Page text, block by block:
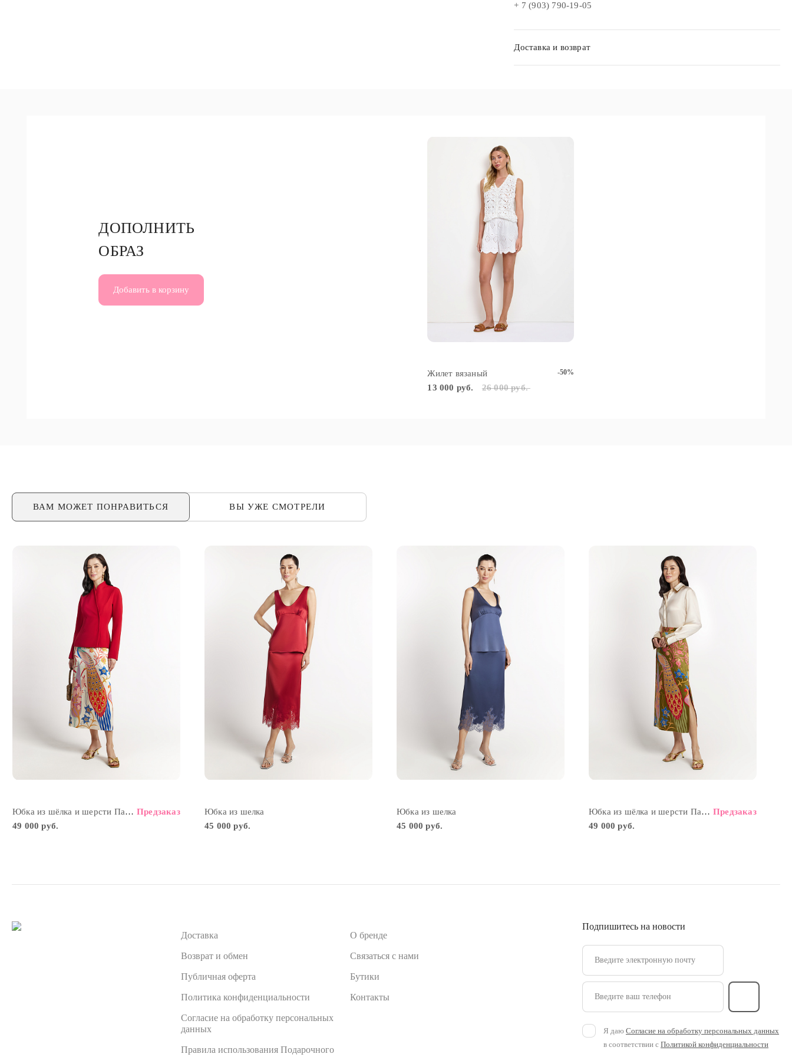
+ 7 (903) 790-19-05
Доставка и возврат
ДОПОЛНИТЬ
ОБРАЗ
Добавить в корзину
Жилет вязаный -50%
13 000 руб. 26 000 руб.
ВАМ МОЖЕТ ПОНРАВИТЬСЯ ВЫ УЖЕ СМОТРЕЛИ
Юбка из шёлка и шерсти Павлины Предзаказ
49 000 руб.
Юбка из шелка
45 000 руб.
Юбка из шелка
45 000 руб.
Юбка из шёлка и шерсти Павлины Предзаказ
49 000 руб.
Доставка
Возврат и обмен
Публичная оферта
Политика конфиденциальности
Согласие на обработку персональных
данных
Правила использования Подарочного
О бренде
Связаться с нами
Бутики
Контакты
Подпишитесь на новости
Введите электронную почту
Введите ваш телефон
Я даю Согласие на обработку персональных данных
в соответствии с Политикой конфиденциальности